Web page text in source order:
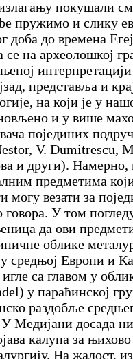
покушали
пружимо и слику
доба до времена
се на археолошкој
представља и
на који је у
и у више
појединих
V. Dumitrescu,
и други). Намерно,
предметима
могу везати за
говора. У том
да ови
облике
средњој Европи и
са главом у
у параћинској
раздобље
Медијани досада
калупа за
На жалост,